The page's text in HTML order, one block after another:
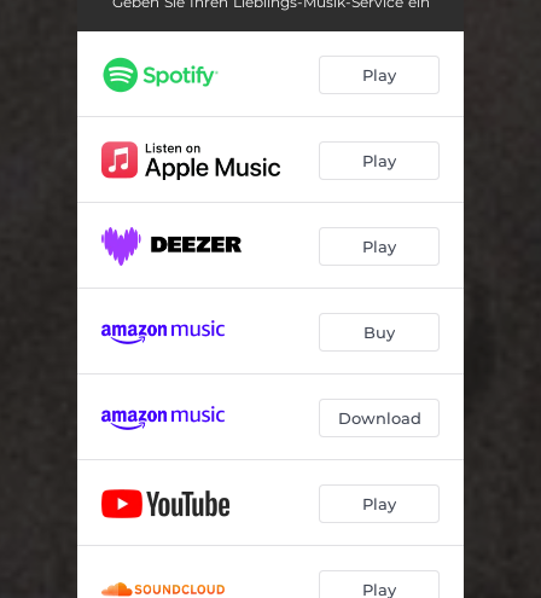
Ferment 05:45
Play
Play
Play
Buy
Download
Play
Play